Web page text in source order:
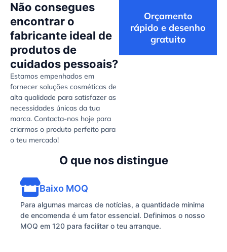
Não consegues
encontrar o
fabricante ideal de
produtos de
cuidados pessoais?
Estamos empenhados em
fornecer soluções cosméticas de
alta qualidade para satisfazer as
necessidades únicas da tua
marca. Contacta-nos hoje para
criarmos o produto perfeito para
o teu mercado!
Orçamento
rápido e desenho
gratuito
O que nos distingue
Baixo MOQ
Para algumas marcas de notícias, a quantidade mínima
de encomenda é um fator essencial. Definimos o nosso
MOQ em 120 para facilitar o teu arranque.